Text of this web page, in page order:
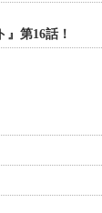
』第16話！